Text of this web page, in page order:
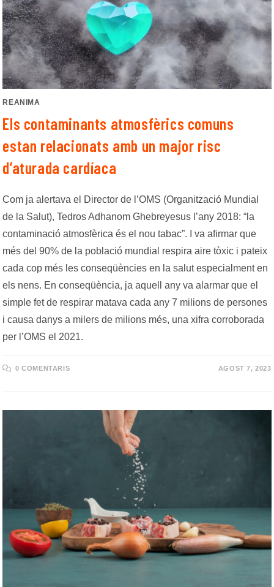
REANIMA
Els contaminants atmosfèrics comuns
estan relacionats amb un major risc
d’aturada cardíaca
Com ja alertava el Director de l’OMS (Organització Mundial
de la Salut), Tedros Adhanom Ghebreyesus l’any 2018: “la
contaminació atmosfèrica és el nou tabac”. I va afirmar que
més del 90% de la població mundial respira aire tòxic i pateix
cada cop més les conseqüències en la salut especialment en
els nens. En conseqüència, ja aquell any va alarmar que el
simple fet de respirar matava cada any 7 milions de persones
i causa danys a milers de milions més, una xifra corroborada
per l’OMS el 2021.
0 COMENTARIS AGOST 7, 2023